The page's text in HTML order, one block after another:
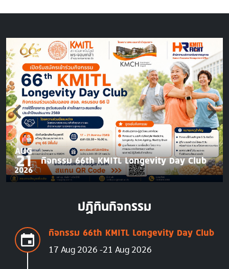
AUG
21
2026
กิจกรรม 66th KMITL Longevity Day Club
ปฏิทินกิจกรรม
กิจกรรม 66th KMITL Longevity Day Club
17 Aug 2026 21 Aug 2026